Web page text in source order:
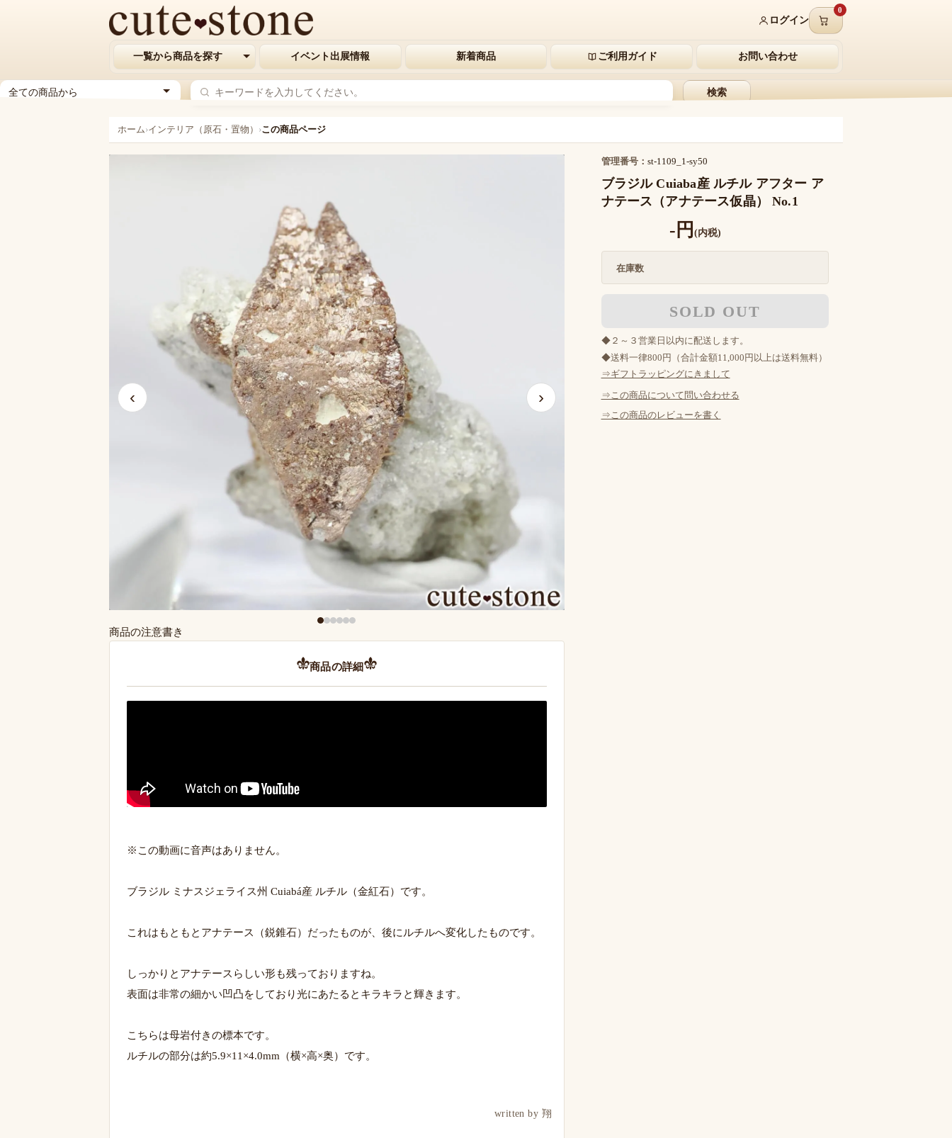
ログイン
0
一覧から商品を探す イベント出展情報 新着商品 ご利用ガイド お問い合わせ
ジ
検索
ホーム›インテリア（原石・置物） ›この商品ページ
‹ ›
商品の注意書き
商品の詳細
※この動画に音声はありません。
ブラジル ミナスジェライス州 Cuiabá産 ルチル（金紅石）です。
これはもともとアナテース（鋭錐石）だったものが、後にルチルへ変化したものです。
しっかりとアナテースらしい形も残っておりますね。
表面は非常の細かい凹凸をしており光にあたるとキラキラと輝きます。
こちらは母岩付きの標本です。
ルチルの部分は約5.9×11×4.0mm（横×高×奥）です。
written by 翔
管理番号： st-1109_1-sy50
ブラジル Cuiaba産 ルチル アフター ア
ナテース（アナテース仮晶） No.1
-円 (内税)
在庫数
SOLD OUT
◆２～３営業日以内に配送します。
◆送料一律800円（合計金額11,000円以上は送料無料）
⇒ギフトラッピングにきまして
⇒この商品について問い合わせる
⇒この商品のレビューを書く